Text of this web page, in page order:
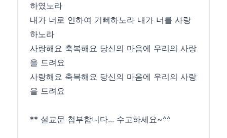
하였노라
내가 너로 인하여 기뻐하노라 내가 너를 사랑
하노라
사랑해요 축복해요 당신의 마음에 우리의 사랑
을 드려요
사랑해요 축복해요 당신의 마음에 우리의 사랑
을 드려요
** 설교문 첨부합니다... 수고하세요~^^